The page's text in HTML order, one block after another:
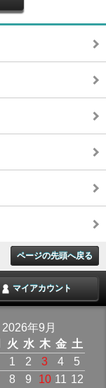
ページの先頭へ戻る
マイアカウント
2026年9月
火 水 木 金 土
1
2 3 4
5
8 9 10 11 12